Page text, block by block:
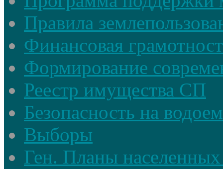
Правила
Финансовая
Формирование
Реестр имущества СП
Безопасность на
Выборы
Ген. Планы